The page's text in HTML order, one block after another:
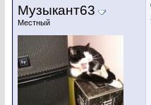
Музыкант63
Местный